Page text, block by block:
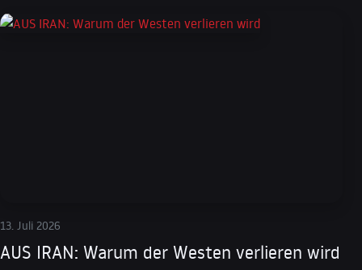
13. Juli 2026
AUS IRAN: Warum der Westen verlieren wird